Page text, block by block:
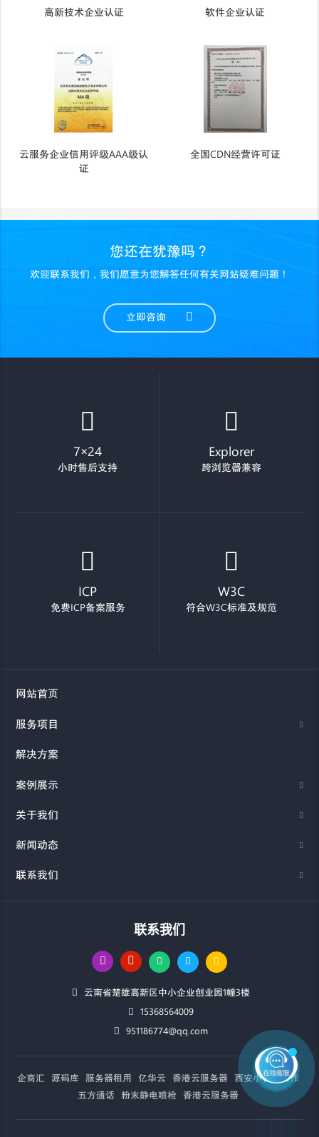
高新技术企业认证 软件企业认证
云服务企业信用评级AAA级认
证
全国CDN经营许可证
您还在犹豫吗？
欢迎联系我们，我们愿意为您解答任何有关网站疑难问题！
立即咨询
7×24
小时售后支持
Explorer
跨浏览器兼容
ICP
免费ICP备案服务
W3C
符合W3C标准及规范
网站首页
服务项目
解决方案
案例展示
关于我们
新闻动态
联系我们
联系我们
云南省楚雄高新区中小企业创业园1幢3楼
15368564009
951186774@qq.com
企商汇 源码库 服务器租用 亿华云 香港云服务器 西安小程序制作
五方通话 粉末静电喷枪 香港云服务器